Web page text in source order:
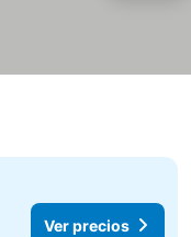
precios
Ver precios